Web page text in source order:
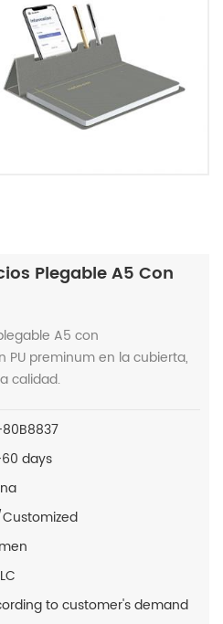
Plegable A5 Con
A5 con
preminum en la cubierta,
calidad.
days
to customer's demand